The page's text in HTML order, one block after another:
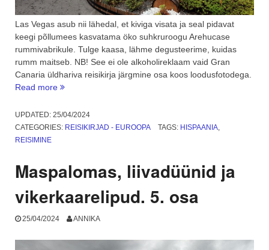
Las Vegas asub nii lähedal, et kiviga visata ja seal pidavat
keegi põllumees kasvatama öko suhkruroogu Arehucase
rummivabrikule. Tulge kaasa, lähme degusteerime, kuidas
rumm maitseb. NB! See ei ole alkoholireklaam vaid Gran
Canaria üldhariva reisikirja järgmine osa koos loodusfotodega.
Read more “Kapten
Arucas
ja
osa”
UPDATED: 25/04/2024
CATEGORIES: REISIKIRJAD - EUROOPA TAGS: HISPAANIA,
REISIMINE
Maspalomas, liivadüünid ja
vikerkaarelipud. 5. osa
25/04/2024 ANNIKA